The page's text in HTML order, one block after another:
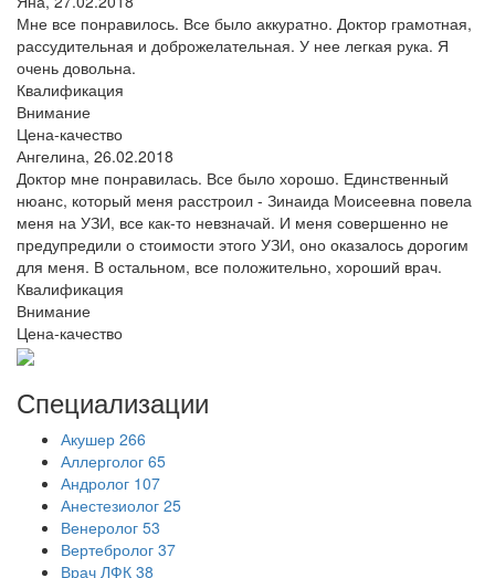
Мне все понравилось. Все было аккуратно. Доктор грамотная,
рассудительная и доброжелательная. У нее легкая рука. Я
очень довольна.
Квалификация
Внимание
Цена-качество
Ангелина, 26.02.2018
Доктор мне понравилась. Все было хорошо. Единственный
нюанс, который меня расстроил - Зинаида Моисеевна повела
меня на УЗИ, все как-то невзначай. И меня совершенно не
предупредили о стоимости этого УЗИ, оно оказалось дорогим
для меня. В остальном, все положительно, хороший врач.
Квалификация
Внимание
Цена-качество
Специализации
Акушер 266
Аллерголог 65
Андролог 107
Анестезиолог 25
Венеролог 53
Вертебролог 37
Врач ЛФК 38